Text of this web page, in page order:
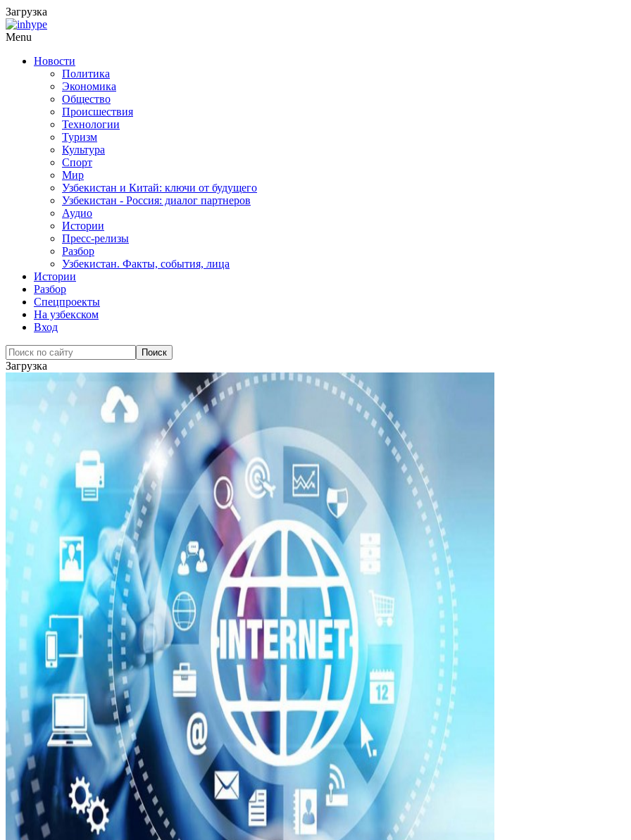
Загрузка
Menu
Новости
Политика
Экономика
Общество
Происшествия
Технологии
Туризм
Культура
Спорт
Мир
Узбекистан и Китай: ключи от будущего
Узбекистан - Россия: диалог партнеров
Аудио
Истории
Пресс-релизы
Разбор
Узбекистан. Факты, события, лица
Истории
Разбор
Спецпроекты
На узбекском
Вход
Загрузка